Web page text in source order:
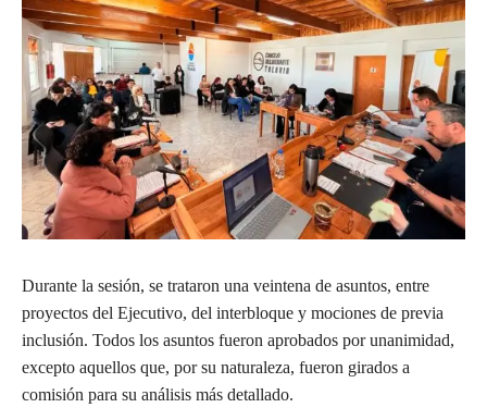
Durante la sesión, se trataron una veintena de asuntos, entre
proyectos del Ejecutivo, del interbloque y mociones de previa
inclusión. Todos los asuntos fueron aprobados por unanimidad,
excepto aquellos que, por su naturaleza, fueron girados a
comisión para su análisis más detallado.